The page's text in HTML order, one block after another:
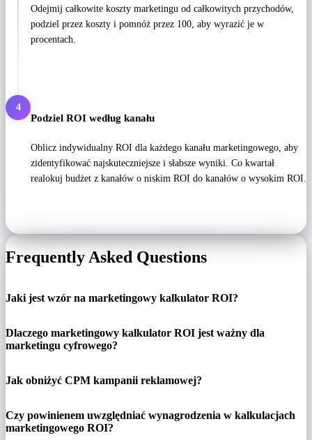
Odejmij całkowite koszty marketingu od całkowitych przychodów,
podziel przez koszty i pomnóż przez 100, aby wyrazić je w
procentach.
4
Podziel ROI według kanału
Oblicz indywidualny ROI dla każdego kanału marketingowego, aby
zidentyfikować najskuteczniejsze i słabsze wyniki. Co kwartał
realokuj budżet z kanałów o niskim ROI do kanałów o wysokim ROI.
Frequently Asked Questions
Jaki jest wzór na marketingowy kalkulator ROI?
Dlaczego marketingowy kalkulator ROI jest ważny dla
marketingu cyfrowego?
Jak obniżyć CPM kampanii reklamowej?
Czy powinienem uwzględniać wynagrodzenia w kalkulacjach
marketingowego ROI?